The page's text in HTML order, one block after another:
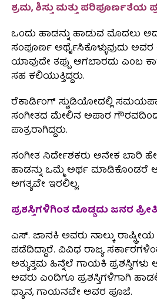
ಶ್ರಮ, ಶಿಸ್ತು ಮತ್ತು ಪರಿಪೂರ್ಣತೆಯ
ಒಂದು ಹಾಡನ್ನು ಹಾಡುವ ಮೊದಲು
ಸಂಪೂರ್ಣ ಅರ್ಥೈಸಿಕೊಳ್ಳುವುದು
ಯಾವುದೇ ತಪ್ಪು ಆಗಬಾರದು ಎಂಬ
ಸಹ ಕಲಿಯುತ್ತಿದ್ದರು.
ರೆಕಾರ್ಡಿಂಗ್ ಸ್ಟುಡಿಯೋದಲ್ಲಿ
ಸಂಗೀತದ ಮೇಲಿನ ಅಪಾರ ಗೌರವದಿಂದ
ಪಾತ್ರರಾಗಿದ್ದರು.
ಸಂಗೀತ ನಿರ್ದೇಶಕರು ಅನೇಕ ಬಾರಿ
ಹಾಡನ್ನು ಒಮ್ಮೆ ಅರ್ಥ ಮಾಡಿಕೊಂಡರೆ
ಅಗತ್ಯವೇ ಇರಲಿಲ್ಲ.
ಪ್ರಶಸ್ತಿಗಳಿಗಿಂತ ದೊಡ್ಡದು ಜನರ ಪ್ರೀತಿ
ಎಸ್. ಜಾನಕಿ ಅವರು ನಾಲ್ಕು ರಾಷ್ಟ್ರೀಯ
ಪಡೆದಿದ್ದಾರೆ. ವಿವಿಧ ರಾಜ್ಯ
ಅತ್ಯುತ್ತಮ ಹಿನ್ನೆಲೆ ಗಾಯಕಿ
ಅವರು ಎಂದಿಗೂ ಪ್ರಶಸ್ತಿಗಳಿಗಾಗಿ
ಧ್ಯಾನ, ಗಾಯನವೇ ಅವರ ಪೂಜೆ.